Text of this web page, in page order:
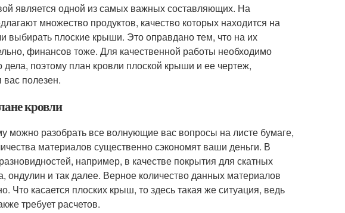
является одной из самых важных составляющих. На
множество продуктов, качество которых находится на
выбирать плоские крыши. Это оправдано тем, что на их
финансов тоже. Для качественной работы необходимо
поэтому план кровли плоской крыши и ее чертеж,
вас полезен.
кровли
можно разобрать все волнующие вас вопросы на листе бумаге,
материалов существенно сэкономят ваши деньги. В
например, в качестве покрытия для скатных
и так далее. Верное количество данных материалов
Что касается плоских крыш, то здесь такая же ситуация, ведь
требует расчетов.